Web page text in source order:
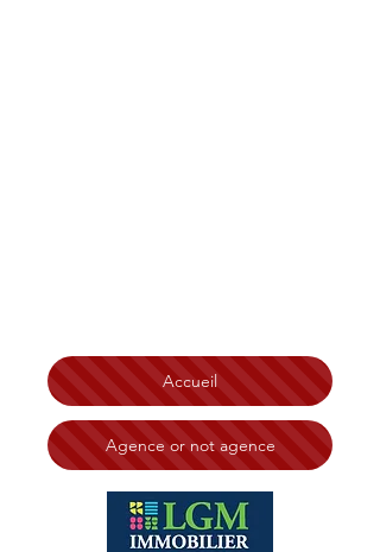
Accueil
Agence or not agence